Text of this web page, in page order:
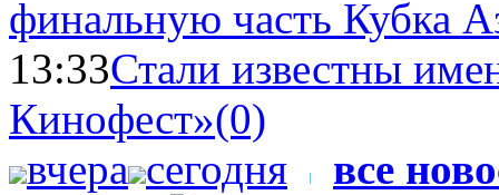
финальную часть Кубка
13:33Стали известны
Кинофест»(0)
вчера сегодня все